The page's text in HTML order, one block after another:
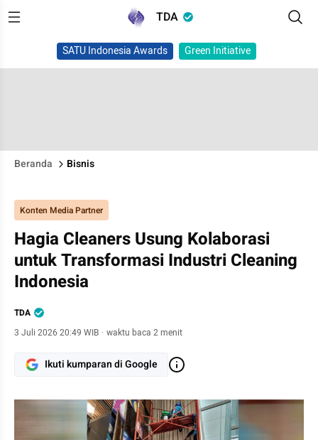
TDA
SATU Indonesia Awards Green Initiative
Beranda Bisnis
Konten Media Partner
Hagia Cleaners Usung Kolaborasi
untuk Transformasi Industri Cleaning
Indonesia
TDA
3 Juli 2026 20:49 WIB · waktu baca 2 menit
Ikuti kumparan di Google